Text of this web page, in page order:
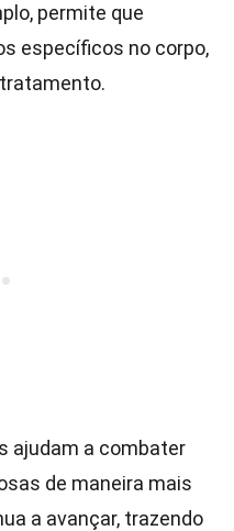
permite que
específicos no corpo,
ajudam a combater
de maneira mais
a avançar, trazendo